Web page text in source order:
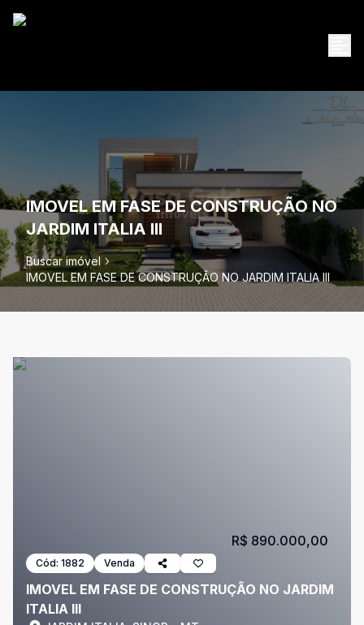
IMOVEL EM FASE DE CONSTRUÇÃO NO
JARDIM ITALIA III
Buscar imóvel
IMOVEL EM FASE DE CONSTRUÇÃO NO JARDIM ITALIA III
Cód: 1882 Venda
IMOVEL EM FASE DE CONSTRUÇÃO NO JARDIM
ITALIA III
R$ 890.000,00